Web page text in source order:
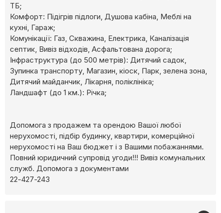
ТБ;
Комфорт: Підігрів підлоги, Душова кабіна, Меблі на
кухні, Гараж;
Комунікації: Газ, Скважина, Електрика, Каналізація
септик, Вивіз відходів, Асфальтована дорога;
Інфраструктура (до 500 метрів): Дитячий садок,
Зупинка транспорту, Магазин, кіоск, Парк, зелена зона,
Дитячий майданчик, Лікарня, поліклініка;
Ландшафт (до 1 км.): Річка;
Допомога з продажем та орендою Вашої любої
нерухомості, підбір будинку, квартири, комерційної
нерухомості на Ваш бюджет і з Вашими побажаннями.
Повний юридичний супровід угоди!!! Вивіз комунальних
служб. Допомога з документами
22-427-243